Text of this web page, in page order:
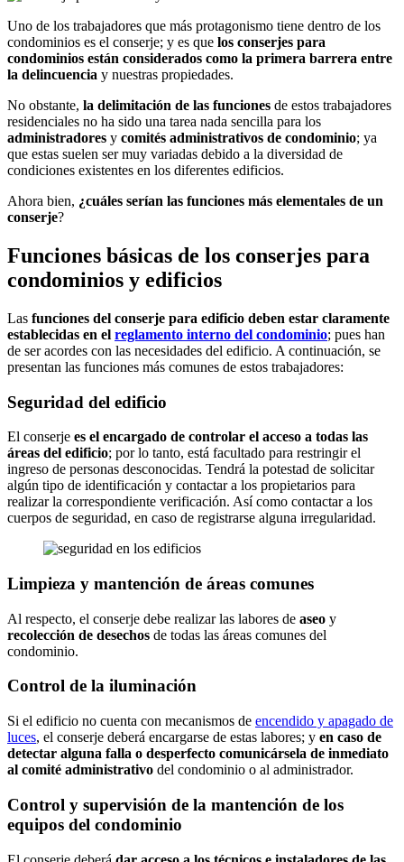
Uno de los trabajadores que más protagonismo tiene dentro de los
condominios es el conserje; y es que los conserjes para
condominios están considerados como la primera barrera entre
la delincuencia y nuestras propiedades.
No obstante, la delimitación de las funciones de estos trabajadores
residenciales no ha sido una tarea nada sencilla para los
administradores y comités administrativos de condominio; ya
que estas suelen ser muy variadas debido a la diversidad de
condiciones existentes en los diferentes edificios.
Ahora bien, ¿cuáles serían las funciones más elementales de un
conserje?
Funciones básicas de los conserjes para
condominios y edificios
Las funciones del conserje para edificio deben estar claramente
establecidas en el reglamento interno del condominio; pues han
de ser acordes con las necesidades del edificio. A continuación, se
presentan las funciones más comunes de estos trabajadores:
Seguridad del edificio
El conserje es el encargado de controlar el acceso a todas las
áreas del edificio; por lo tanto, está facultado para restringir el
ingreso de personas desconocidas. Tendrá la potestad de solicitar
algún tipo de identificación y contactar a los propietarios para
realizar la correspondiente verificación. Así como contactar a los
cuerpos de seguridad, en caso de registrarse alguna irregularidad.
Limpieza y mantención de áreas comunes
Al respecto, el conserje debe realizar las labores de aseo y
recolección de desechos de todas las áreas comunes del
condominio.
Control de la iluminación
Si el edificio no cuenta con mecanismos de encendido y apagado de
luces, el conserje deberá encargarse de estas labores; y en caso de
detectar alguna falla o desperfecto comunicársela de inmediato
al comité administrativo del condominio o al administrador.
Control y supervisión de la mantención de los
equipos del condominio